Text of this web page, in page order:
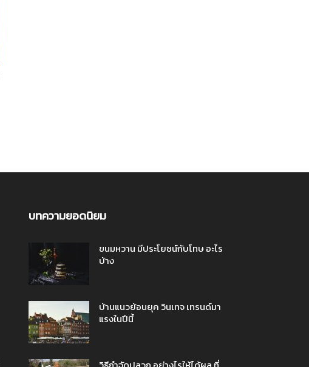
บทความยอดนิยม
ขนมหวาน มีประโยชน์กับโทษ อะไร
บ้าง
บ้านแนวย้อนยุค วินเทจ เทรนด์มา
แรงในปีนี้